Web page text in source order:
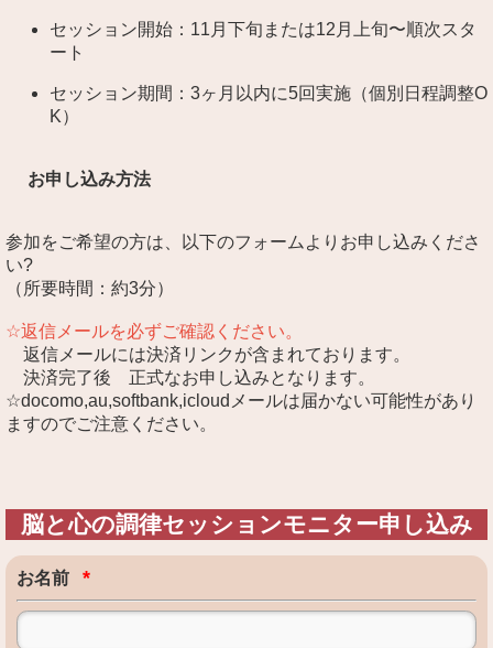
セッション開始：11月下旬または12月上旬〜順次スタ
ート
セッション期間：3ヶ月以内に5回実施（個別日程調整O
K）
お申し込み方法
参加をご希望の方は、以下のフォームよりお申し込みくださ
い?
（所要時間：約3分）
☆返信メールを必ずご確認ください。
返信メールには決済リンクが含まれております。
決済完了後 正式なお申し込みとなります。
☆docomo,au,softbank,icloudメールは届かない可能性があり
ますのでご注意ください。
脳と心の調律セッションモニター申し込み
お名前 *